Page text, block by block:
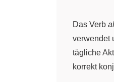
Das Verb
verwendet
tägliche
korrekt